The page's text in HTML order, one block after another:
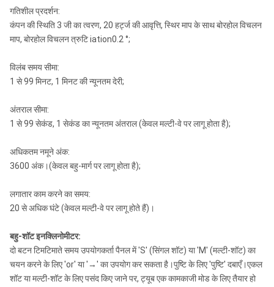
गतिशील प्रदर्शन:
कंपन की स्थिति 3 जी का त्वरण, 20 हर्ट्ज की आवृत्ति, स्थिर माप के साथ बोरहोल विचलन
माप, बोरहोल विचलन त्रुटि iation0.2 °;
विलंब समय सीमा:
1 से 99 मिनट, 1 मिनट की न्यूनतम देरी;
अंतराल सीमा:
1 से 99 सेकंड, 1 सेकंड का न्यूनतम अंतराल (केवल मल्टी-वे पर लागू होता है);
अधिकतम नमूने अंक:
3600 अंक।(केवल बहु-मार्ग पर लागू होता है);
लगातार काम करने का समय:
20 से अधिक घंटे (केवल मल्टी-वे पर लागू होते हैं)।
बहु-शॉट इनक्लिनोमीटर:
दो बटन टिमटिमाते समय उपयोगकर्ता पैनल में 'S' (सिंगल शॉट) या 'M' (मल्टी-शॉट) का
चयन करने के लिए 'or' या '→' का उपयोग कर सकता है।पुष्टि के लिए 'पुष्टि' दबाएँ।एकल
शॉट या मल्टी-शॉट के लिए पसंद किए जाने पर, ट्यूब एक कामकाजी मोड के लिए तैयार हो